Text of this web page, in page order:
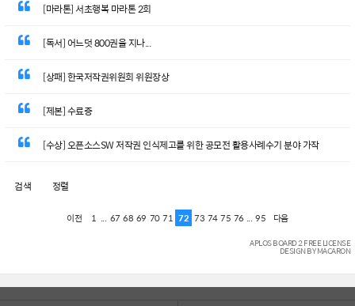
[마라톤] 서초행복 마라톤 2회
[독서] 어느덧 800권을 지나...
[상패] 한국저작권위원회 위원장상
[제본] 수료증
[수상] 오픈소스SW 저작권 인식제고를 위한 공모전 활용사례수기 분야 가작
검색 정렬
이전 1 ... 67 68 69 70 71 72 73 74 75 76 ... 95 다음
APLOS BOARD 2 FREE LICENSE
DESIGN BY MACARON